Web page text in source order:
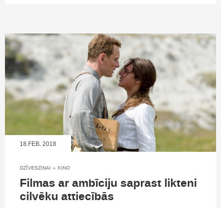
18.FEB, 2018
DZĪVESZIŅAI » KINO
Filmas ar ambīciju saprast likteni
cilvēku attiecībās